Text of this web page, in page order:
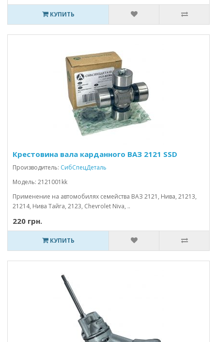
КУПИТЬ
Крестовина вала карданного ВАЗ 2121 SSD
Производитель: СибСпецДеталь
Модель: 2121001kk
Применение на автомобилях семейства ВАЗ 2121, Нива, 21213,
21214, Нива Тайга, 2123, Chevrolet Niva, ..
220 грн.
КУПИТЬ